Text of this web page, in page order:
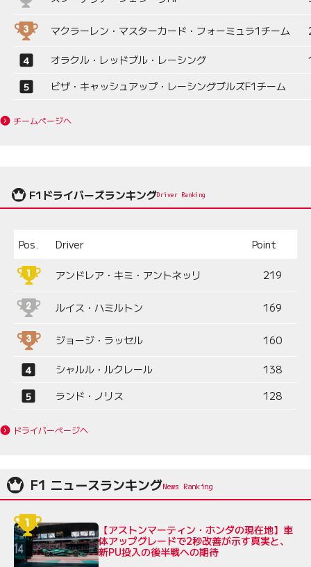
マクラーレン・マスターカード・フォーミュラ1チーム
オラクル・レッドブル・レーシング
ビザ・キャッシュアップ・レーシングブルズF1チーム
チームページへ
F1ドライバーズランキングDriver Ranking
Pos. Driver Point
アンドレア・キミ・アントネッリ 219
ルイス・ハミルトン 169
ジョージ・ラッセル 160
シャルル・ルクレール
138
ランド・ノリス
128
ドライバーページへ
F1 ニュースランキング
【アストンマーティン・ホンダの現在地】車
体アップグレードで2秒改善が示す真実と、
新PU投入の後半戦への期待